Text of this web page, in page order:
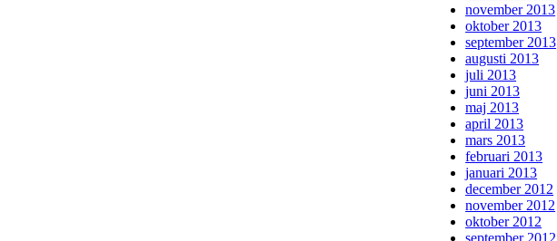
november 2013
oktober 2013
september 2013
augusti 2013
juli 2013
juni 2013
maj 2013
april 2013
mars 2013
februari 2013
januari 2013
december 2012
november 2012
oktober 2012
september 2012